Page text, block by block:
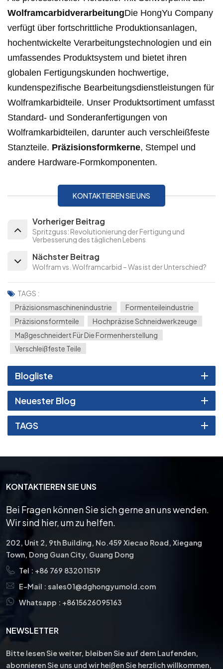
WolframcarbidverarbeitungDie HongYu Company
verfügt über fortschrittliche Produktionsanlagen,
hochentwickelte Verarbeitungstechnologien und ein
umfassendes Produktsystem und bietet ihren
globalen Fertigungskunden hochwertige,
kundenspezifische Bearbeitungsdienstleistungen für
Wolframkarbidteile. Unser Produktsortiment umfasst
Standard- und Sonderanfertigungen von
Wolframkarbidteilen, darunter auch verschleißfeste
Stanzteile. Präzisionsformkerne, Stempel und
andere Hardware-Formkomponenten.
KONTAKTIEREN SIE UNS
Vorheriger Beitrag
Spritzguss: Revolutionierung der Fertigung und
Verbesserung des täglichen Lebens
Nächster Beitrag
Wolfram vs. Wolframcarbid – Was ist der Unterschied?
TAGS :
Präzisionsmaschinenindustrie
Formenteileindustrie
Präzisionsformteile
Hochpräzise Schneidwerkzeuge
Maßgeschneidert Für Die Formenherstellung
Verschleißfeste Teile
Blogliste
Neuester Blog
TAGS
KONTAKTIEREN SIE UNS
Bei Fragen können Sie sich gerne an uns wenden.
Wir sind hier, um zu helfen.
202, Unit 2, 9th Building, No.459 Xiecao Road, Xiegang
Town, Dong Guan City, Guang Dong
Tel : +86 769 832011519
E-Mail : sales01@dghongyumold.com
Whatsapp : +8615626095163
NEWSLETTER
Bitte lesen Sie weiter, bleiben Sie auf dem Laufenden,
abonnieren Sie uns und wir heißen Sie herzlich willkommen,